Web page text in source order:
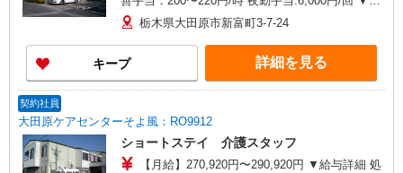
記別途支給 通勤手当 年末年始手当：380円/時 寸
志あり：年2回（6月・12月） ※業績による ※処
遇改善手当は試用期間中(3ヶ月)は支給なし
栃木県大田原市新富町3-7-24
キープ 詳細を見る
契約社員
大田原ケアセンターそよ風：RO9912
ショートステイ 介護スタッフ
【月給】270,920円〜290,920円 ▼給与詳細 処